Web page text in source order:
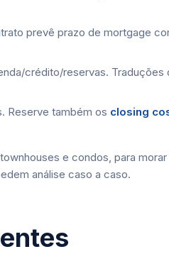
prevê prazo de mortgage
crédito/reservas. Traduções
Reserve também os closing
e condos, para
análise caso a caso.